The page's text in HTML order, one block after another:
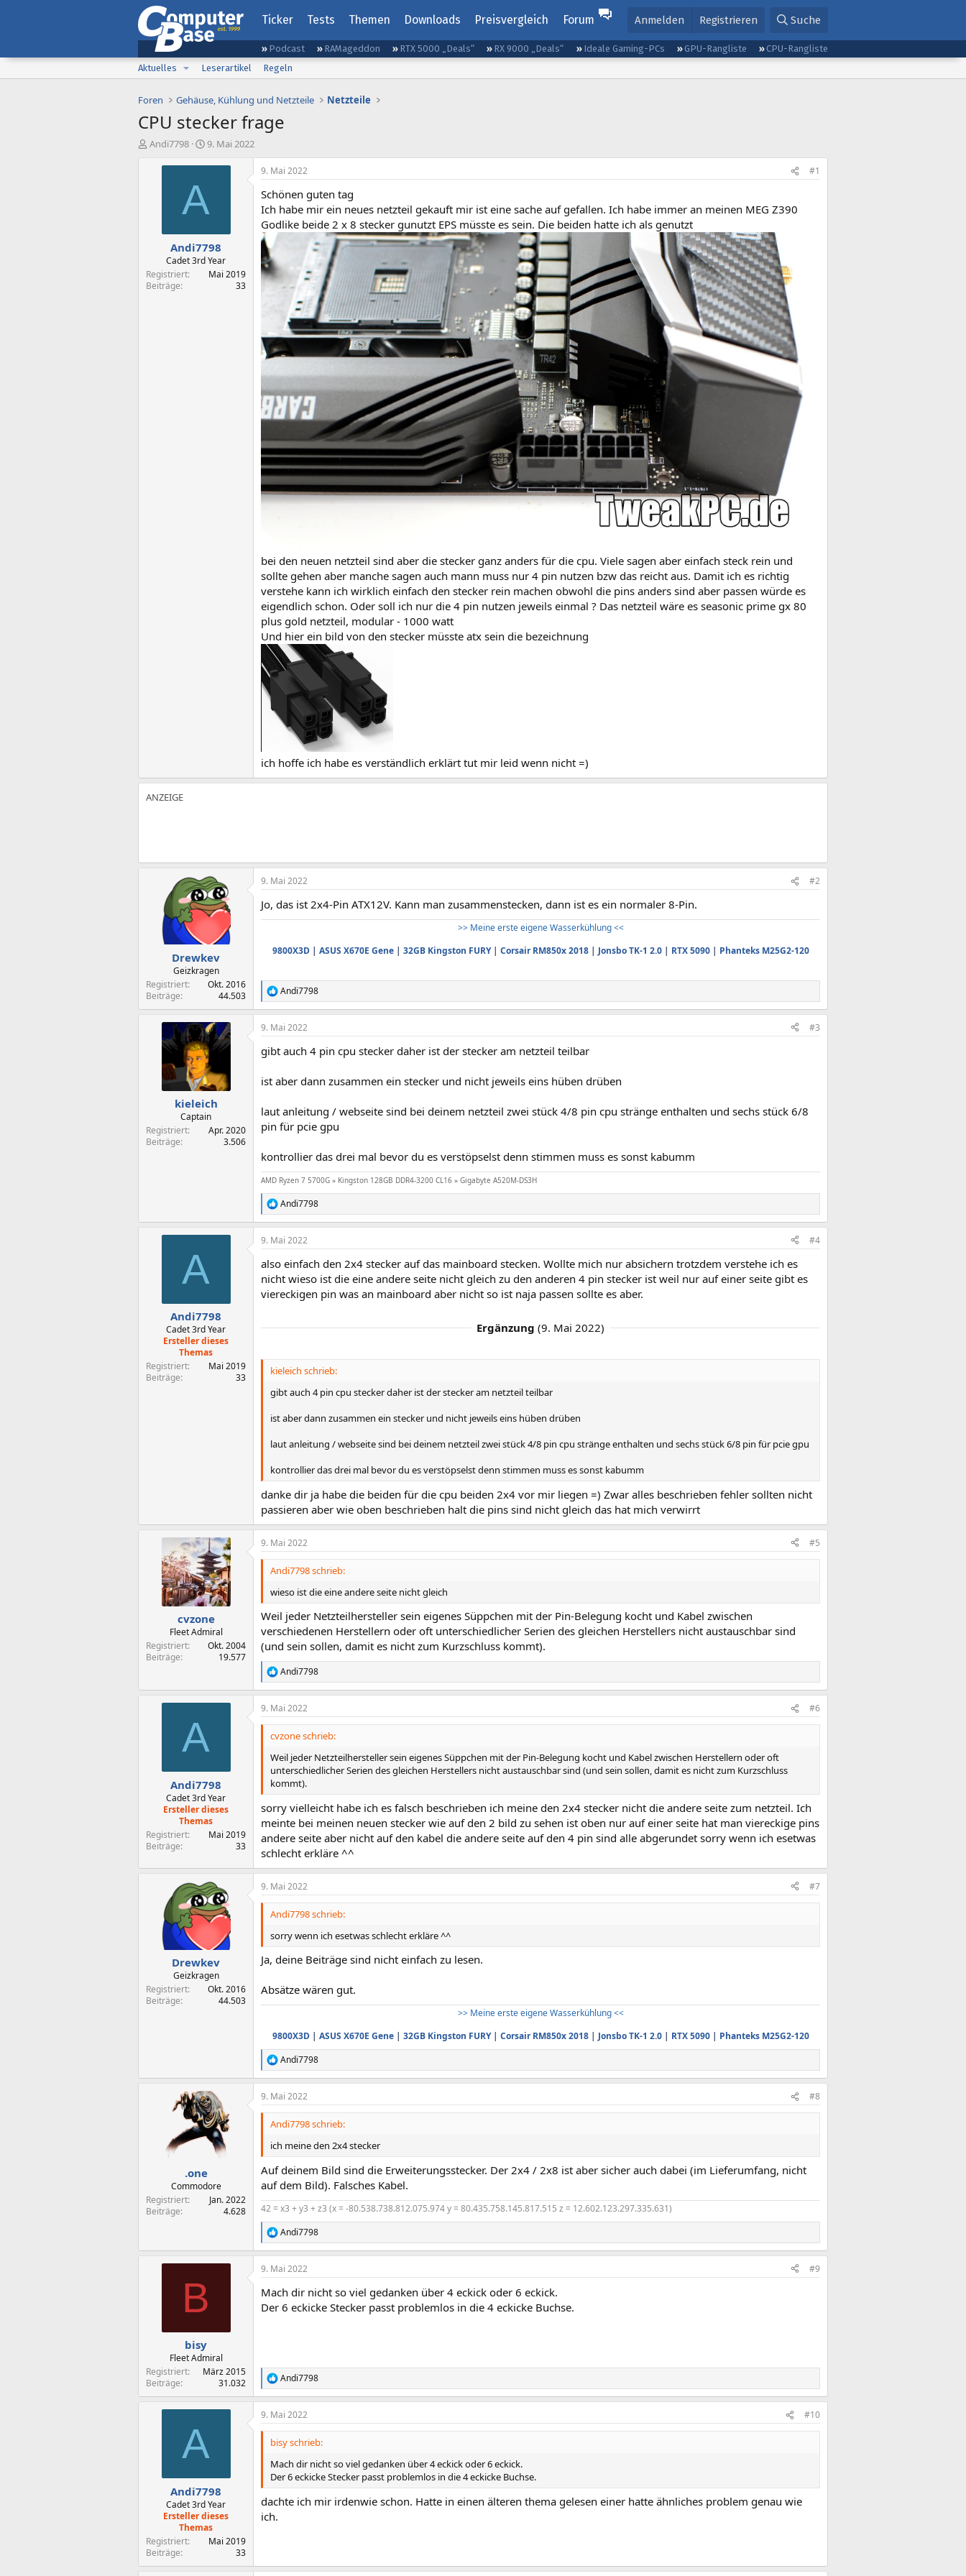
Ticker Tests Themen Downloads Preisvergleich Forum Anmelden Registrieren Suche
Podcast RAMageddon RTX 5000 „Deals“ RX 9000 „Deals“ Ideale Gaming-PCs GPU-Rangliste
CPU-Rangliste
Aktuelles
Leserartikel Regeln
Foren Gehäuse, Kühlung und Netzteile Netzteile
CPU stecker frage
E
Andi7798
E
s
l
t
a
m
9. Mai 2022
A
Andi7798
Cadet 3rd Year
Registriert
Mai 2019
Beiträge
33
9. Mai 2022 #1
Schönen guten tag
Ich habe mir ein neues netzteil gekauft mir ist eine sache auf gefallen. Ich habe immer an meinen MEG Z390
Godlike beide 2 x 8 stecker gunutzt EPS müsste es sein. Die beiden hatte ich als genutzt
bei den neuen netzteil sind aber die stecker ganz anders für die cpu. Viele sagen aber einfach steck rein und
sollte gehen aber manche sagen auch mann muss nur 4 pin nutzen bzw das reicht aus. Damit ich es richtig
verstehe kann ich wirklich einfach den stecker rein machen obwohl die pins anders sind aber passen würde es
eigendlich schon. Oder soll ich nur die 4 pin nutzen jeweils einmal ? Das netzteil wäre es seasonic prime gx 80
plus gold netzteil, modular - 1000 watt
Und hier ein bild von den stecker müsste atx sein die bezeichnung
ich hoffe ich habe es verständlich erklärt tut mir leid wenn nicht =)
Drewkev
Geizkragen
Registriert
Okt. 2016
Beiträge
44.503
9. Mai 2022 #2
Jo, das ist 2x4-Pin ATX12V. Kann man zusammenstecken, dann ist es ein normaler 8-Pin.
>> Meine erste eigene Wasserkühlung <<
9800X3D| ASUS X670E Gene| 32GB Kingston FURY| Corsair RM850x 2018| Jonsbo TK-1 2.0| RTX 5090| Phanteks M25G2-120
R
e
a
k
i
n
e
:
Andi7798
kieleich
Captain
Registriert
Apr. 2020
Beiträge
3.506
9. Mai 2022 #3
gibt auch 4 pin cpu stecker daher ist der stecker am netzteil teilbar
ist aber dann zusammen ein stecker und nicht jeweils eins hüben drüben
laut anleitung / webseite sind bei deinem netzteil zwei stück 4/8 pin cpu stränge enthalten und sechs stück 6/8
pin für pcie gpu
kontrollier das drei mal bevor du es verstöpselst denn stimmen muss es sonst kabumm
AMD Ryzen 7 5700G » Kingston 128GB DDR4-3200 CL16 » Gigabyte A520M-DS3H
R
e
a
k
i
o
n
e
Andi7798
A
Andi7798
Cadet 3rd Year
Ersteller dieses
Themas
Registriert
Mai 2019
Beiträge
33
9. Mai 2022 #4
also einfach den 2x4 stecker auf das mainboard stecken. Wollte mich nur absichern trotzdem verstehe ich es
nicht wieso ist die eine andere seite nicht gleich zu den anderen 4 pin stecker ist weil nur auf einer seite gibt es
viereckigen pin was an mainboard aber nicht so ist naja passen sollte es aber.
Ergänzung (9. Mai 2022)
kieleich schrieb:
gibt auch 4 pin cpu stecker daher ist der stecker am netzteil teilbar
ist aber dann zusammen ein stecker und nicht jeweils eins hüben drüben
laut anleitung / webseite sind bei deinem netzteil zwei stück 4/8 pin cpu stränge enthalten und sechs stück 6/8 pin für pcie gpu
kontrollier das drei mal bevor du es verstöpselst denn stimmen muss es sonst kabumm
danke dir ja habe die beiden für die cpu beiden 2x4 vor mir liegen =) Zwar alles beschrieben fehler sollten nicht
passieren aber wie oben beschrieben halt die pins sind nicht gleich das hat mich verwirrt
cvzone
Fleet Admiral
Registriert
Okt. 2004
Beiträge
19.577
9. Mai 2022 #5
Andi7798 schrieb:
wieso ist die eine andere seite nicht gleich
Weil jeder Netzteilhersteller sein eigenes Süppchen mit der Pin-Belegung kocht und Kabel zwischen
verschiedenen Herstellern oder oft unterschiedlicher Serien des gleichen Herstellers nicht austauschbar sind
(und sein sollen, damit es nicht zum Kurzschluss kommt).
R
e
a
k
t
n
Andi7798
A
Andi7798
Cadet 3rd Year
Ersteller dieses
Themas
Registriert
Mai 2019
Beiträge
33
9. Mai 2022 #6
cvzone schrieb:
Weil jeder Netzteilhersteller sein eigenes Süppchen mit der Pin-Belegung kocht und Kabel zwischen Herstellern oder oft
unterschiedlicher Serien des gleichen Herstellers nicht austauschbar sind (und sein sollen, damit es nicht zum Kurzschluss
kommt).
sorry vielleicht habe ich es falsch beschrieben ich meine den 2x4 stecker nicht die andere seite zum netzteil. Ich
meinte bei meinen neuen stecker wie auf den 2 bild zu sehen ist oben nur auf einer seite hat man viereckige pins
andere seite aber nicht auf den kabel die andere seite auf den 4 pin sind alle abgerundet sorry wenn ich esetwas
schlecht erkläre ^^
Drewkev
Geizkragen
Registriert
Okt. 2016
Beiträge
44.503
9. Mai 2022 #7
Andi7798 schrieb:
sorry wenn ich esetwas schlecht erkläre ^^
Ja, deine Beiträge sind nicht einfach zu lesen.
Absätze wären gut.
>> Meine erste eigene Wasserkühlung <<
9800X3D| ASUS X670E Gene| 32GB Kingston FURY| Corsair RM850x 2018| Jonsbo TK-1 2.0| RTX 5090| Phanteks M25G2-120
R
e
a
k
t
e
n
Andi7798
.one
Commodore
Registriert
Jan. 2022
Beiträge
4.628
9. Mai 2022 #8
Andi7798 schrieb:
ich meine den 2x4 stecker
Auf deinem Bild sind die Erweiterungsstecker. Der 2x4 / 2x8 ist aber sicher auch dabei (im Lieferumfang, nicht
auf dem Bild). Falsches Kabel.
42 = x3 + y3 + z3 (x = -80.538.738.812.075.974 y = 80.435.758.145.817.515 z = 12.602.123.297.335.631)
R
e
a
k
i
o
Andi7798
B
bisy
Fleet Admiral
Registriert
März 2015
Beiträge
31.032
9. Mai 2022 #9
Mach dir nicht so viel gedanken über 4 eckick oder 6 eckick.
Der 6 eckicke Stecker passt problemlos in die 4 eckicke Buchse.
R
e
a
k
t
n
:
Andi7798
A
Andi7798
Cadet 3rd Year
Ersteller dieses
Themas
Registriert
Mai 2019
Beiträge
33
9. Mai 2022 #10
bisy schrieb:
Mach dir nicht so viel gedanken über 4 eckick oder 6 eckick.
Der 6 eckicke Stecker passt problemlos in die 4 eckicke Buchse.
dachte ich mir irdenwie schon. Hatte in einen älteren thema gelesen einer hatte ähnliches problem genau wie
ich.